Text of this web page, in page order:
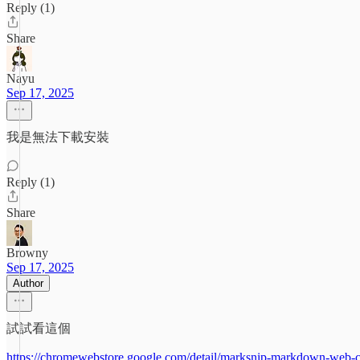
Reply (1)
Share
Nayu
Sep 17, 2025
我是無法下載安裝
Reply (1)
Share
Browny
Sep 17, 2025
Author
試試看這個
https://chromewebstore.google.com/detail/marksnip-markdown-